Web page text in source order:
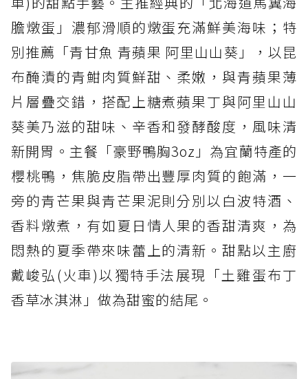
膽燉蛋」濃郁滑順的燉蛋充滿鮮美海味；特
別推薦「青甘魚 青蘋果 阿里山山葵」，以昆
布醃漬的青魽肉質鮮甜、柔嫩，與青蘋果薄
片層疊交錯，搭配上糖煮蘋果丁與阿里山山
葵美乃滋的甜味、辛香和發酵酸度，風味清
新開胃。主餐「豪野鴨胸3oz」為宜蘭特產的
櫻桃鴨，焦脆皮脂帶出豐厚肉質的飽滿，一
旁的青芒果與青芒果泥則分別以白波特酒、
香料燉煮，有如夏日情人果的香甜清爽，為
悶熱的夏季帶來味蕾上的清新。甜點以主廚
戴峻弘(火車)以獨特手法展現「土雞蛋布丁
香草冰淇淋」做為甜蜜的結尾。